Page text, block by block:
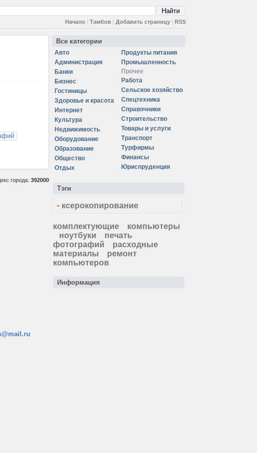
Начало | Тамбов | Добавить страницу | RSS
города: 392000
Все категории
Авто
Администрация
Банки
Бизнес
Гостиницы
Здоровье и красота
Интернет
Культура
Недвижимость
Оборудование
Образование
Общество
Отдых
Продукты питания
Промышленность
Прочее
Работа
Сельское хозяйство
Спецтехника
Справочники
Строительство
Товары и услуги
Транспорт
Турфирмы
Финансы
Юриспруденция
Тэги
- ксерокопирование
комплектующие
компьютеры
ноутбуки
печать
фотографий
расходные
материалы
ремонт
компьютеров
Информация